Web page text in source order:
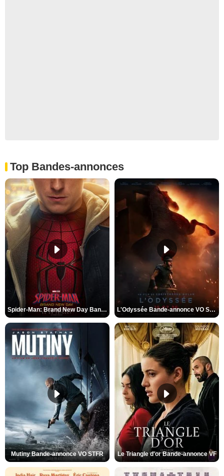
Top Bandes-annonces
Spider-Man: Brand New Day Bande-annonce VO STFR L'Odyssée Bande-annonce VO STFR
Mutiny Bande-annonce VO STFR Le Triangle d'or Bande-annonce VF